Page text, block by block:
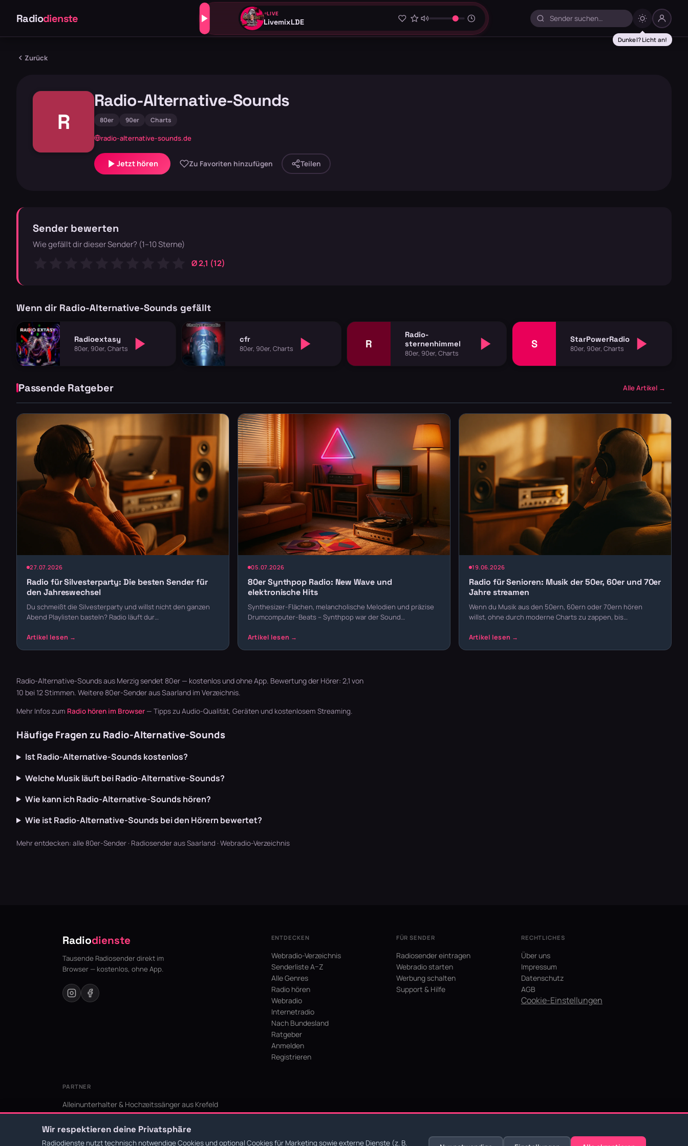
Radiodienste LIVE
LivemixLDE
Zurück
R
Radio-Alternative-Sounds
80er 90er Charts
radio-alternative-sounds.de
Jetzt hören Zu Favoriten hinzufügen Teilen
Sender bewerten
Wie gefällt dir dieser Sender? (1–10 Sterne)
Ø 2,1 (12)
Wenn dir Radio-Alternative-Sounds gefällt
Radioextasy
80er, 90er, Charts
cfr
80er, 90er, Charts R
Radio-
sternenhimmel
80er, 90er, Charts
S StarPowerRadio
80er, 90er, Charts
Passende Ratgeber Alle Artikel →
27.07.2026
Radio für Silvesterparty: Die besten Sender für
den Jahreswechsel
Du schmeißt die Silvesterparty und willst nicht den ganzen
Abend Playlisten basteln? Radio läuft dur…
05.07.2026
80er Synthpop Radio: New Wave und
elektronische Hits
Synthesizer-Flächen, melancholische Melodien und präzise
Drumcomputer-Beats – Synthpop war der Sound…
19.06.2026
Radio für Senioren: Musik der 50er, 60er und 70er
Jahre streamen
Wenn du Musik aus den 50ern, 60ern oder 70ern hören
willst, ohne durch moderne Charts zu zappen, bis…
Radio-Alternative-Sounds aus Merzig sendet 80er — kostenlos und ohne App. Bewertung der Hörer: 2,1 von
10 bei 12 Stimmen. Weitere 80er-Sender aus Saarland im Verzeichnis.
Mehr Infos zum Radio hören im Browser — Tipps zu Audio-Qualität, Geräten und kostenlosem Streaming.
Häufige Fragen zu Radio-Alternative-Sounds
Ist Radio-Alternative-Sounds kostenlos?
Welche Musik läuft bei Radio-Alternative-Sounds?
Wie kann ich Radio-Alternative-Sounds hören?
Wie ist Radio-Alternative-Sounds bei den Hörern bewertet?
Mehr entdecken: alle 80er-Sender · Radiosender aus Saarland · Webradio-Verzeichnis
Radiodienste
Tausende Radiosender direkt im
Browser — kostenlos, ohne App.
ENTDECKEN
Webradio-Verzeichnis
Senderliste A–Z
Alle Genres
Radio hören
Webradio
Internetradio
Nach Bundesland
Ratgeber
Anmelden
Registrieren
FÜR SENDER
Radiosender eintragen
Webradio starten
Werbung schalten
Support & Hilfe
RECHTLICHES
Über uns
Impressum
Datenschutz
AGB
Cookie-Einstellungen
PARTNER
Alleinunterhalter & Hochzeitssänger aus Krefeld
KI Niederrhein - Agentur aus Krefeld für den Niederrhein
Wir respektieren deine Privatsphäre
Radiodienste nutzt technisch notwendige Cookies und optional Cookies für Marketing sowie externe Dienste (z. B.